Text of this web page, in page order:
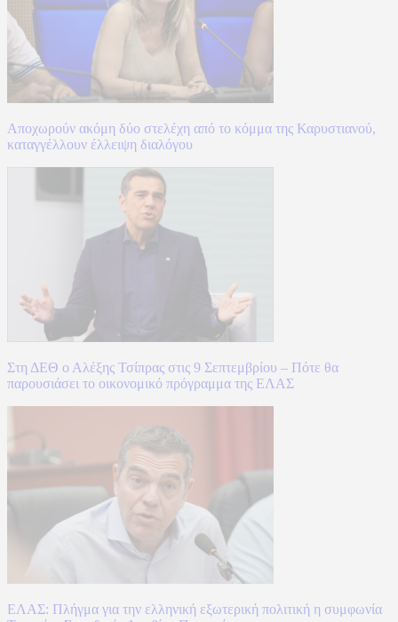
Αποχωρούν ακόμη δύο στελέχη από το κόμμα της Καρυστιανού,
καταγγέλλουν έλλειψη διαλόγου
Στη ΔΕΘ ο Αλέξης Τσίπρας στις 9 Σεπτεμβρίου – Πότε θα
παρουσιάσει το οικονομικό πρόγραμμα της ΕΛΑΣ
ΕΛΑΣ: Πλήγμα για την ελληνική εξωτερική πολιτική η συμφωνία